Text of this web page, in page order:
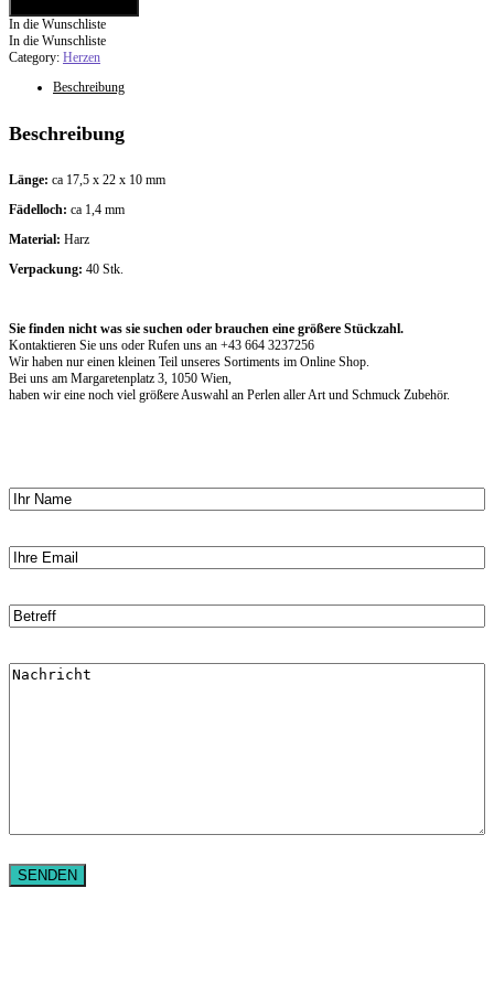
In die Wunschliste
In die Wunschliste
Category: Herzen
Beschreibung
Beschreibung
Länge: ca 17,5 x 22 x 10 mm
Fädelloch: ca 1,4 mm
Material: Harz
Verpackung: 40 Stk.
Sie finden nicht was sie suchen oder brauchen eine größere Stückzahl.
Kontaktieren Sie uns oder Rufen uns an +43 664 3237256
Wir haben nur einen kleinen Teil unseres Sortiments im Online Shop.
Bei uns am Margaretenplatz 3, 1050 Wien,
haben wir eine noch viel größere Auswahl an Perlen aller Art und Schmuck Zubehör.